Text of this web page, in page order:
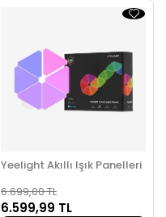
Yeelight Akıllı Işık Panelleri
6.699,00 TL
6.599,99 TL